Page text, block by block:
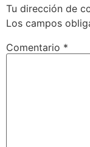
Tu dirección de
Los campos
Comentario *